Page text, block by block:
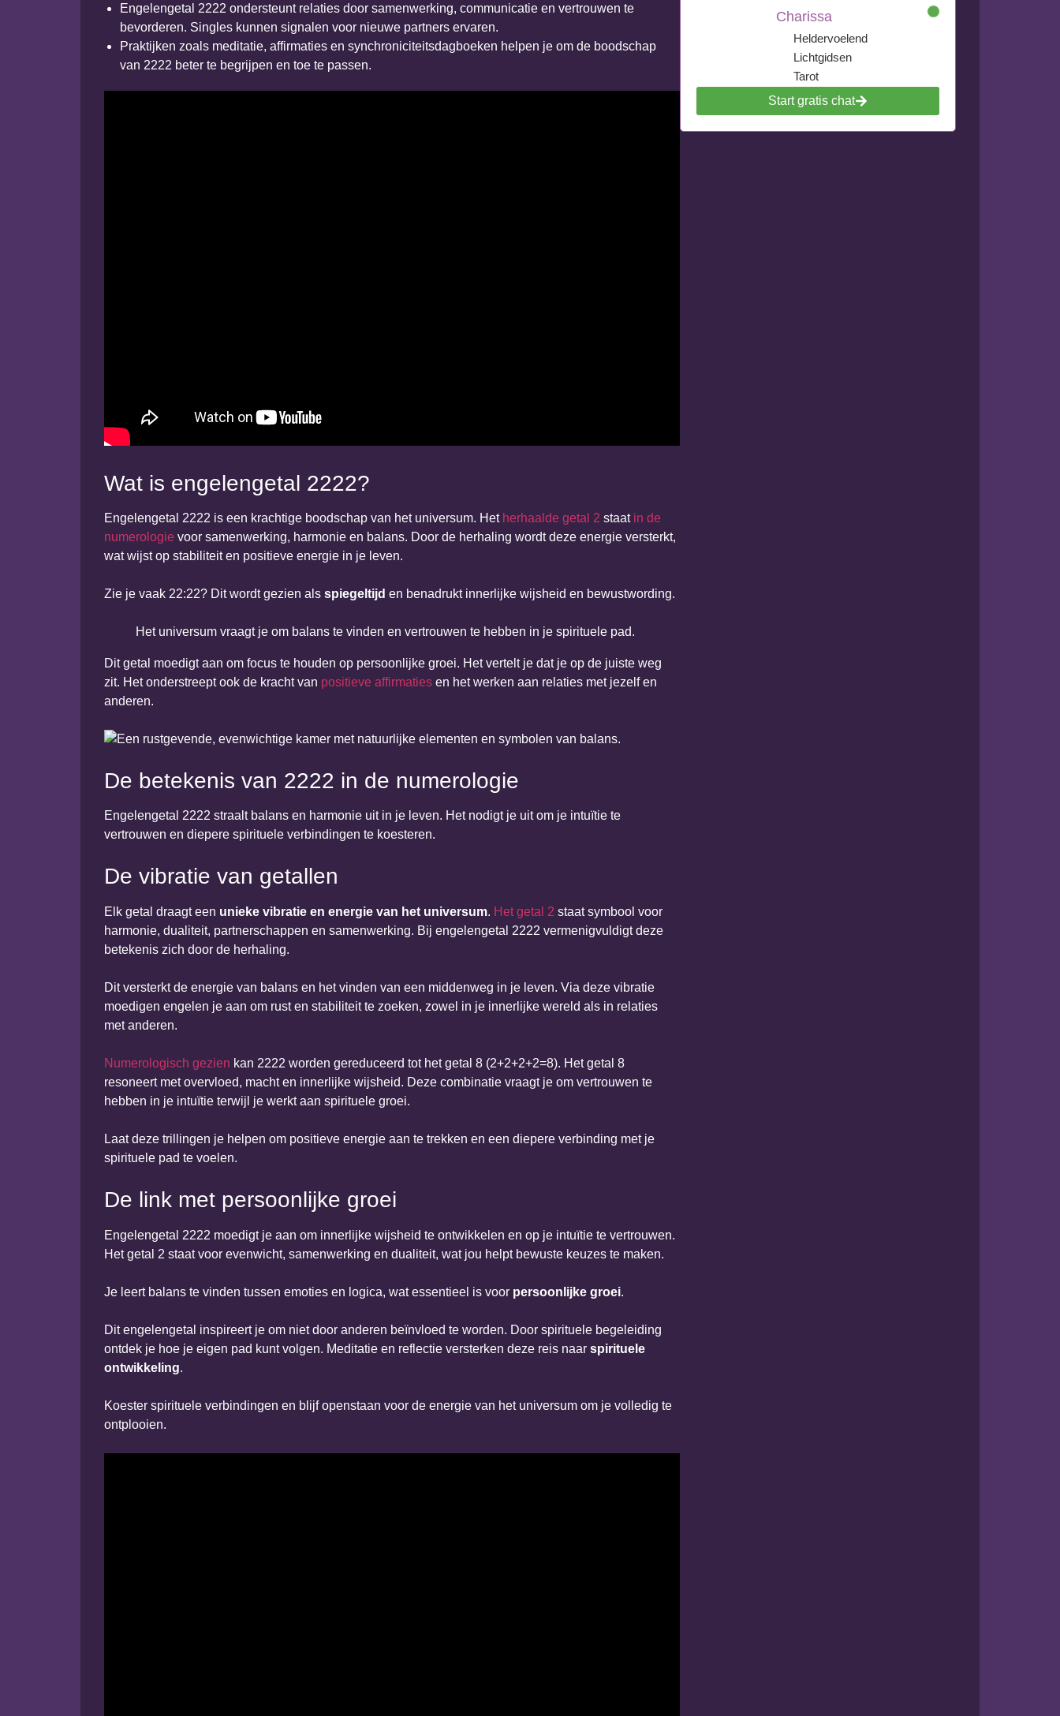
Engelengetal 2222 ondersteunt relaties door samenwerking, communicatie en vertrouwen te
bevorderen. Singles kunnen signalen voor nieuwe partners ervaren.
Praktijken zoals meditatie, affirmaties en synchroniciteitsdagboeken helpen je om de boodschap
van 2222 beter te begrijpen en toe te passen.
Wat is engelengetal 2222?
Engelengetal 2222 is een krachtige boodschap van het universum. Het herhaalde getal 2 staat in de
numerologie voor samenwerking, harmonie en balans. Door de herhaling wordt deze energie versterkt,
wat wijst op stabiliteit en positieve energie in je leven.
Zie je vaak 22:22? Dit wordt gezien als spiegeltijd en benadrukt innerlijke wijsheid en bewustwording.
Het universum vraagt je om balans te vinden en vertrouwen te hebben in je spirituele pad.
Dit getal moedigt aan om focus te houden op persoonlijke groei. Het vertelt je dat je op de juiste weg
zit. Het onderstreept ook de kracht van positieve affirmaties en het werken aan relaties met jezelf en
anderen.
De betekenis van 2222 in de numerologie
Engelengetal 2222 straalt balans en harmonie uit in je leven. Het nodigt je uit om je intuïtie te
vertrouwen en diepere spirituele verbindingen te koesteren.
De vibratie van getallen
Elk getal draagt een unieke vibratie en energie van het universum. Het getal 2 staat symbool voor
harmonie, dualiteit, partnerschappen en samenwerking. Bij engelengetal 2222 vermenigvuldigt deze
betekenis zich door de herhaling.
Dit versterkt de energie van balans en het vinden van een middenweg in je leven. Via deze vibratie
moedigen engelen je aan om rust en stabiliteit te zoeken, zowel in je innerlijke wereld als in relaties
met anderen.
Numerologisch gezien kan 2222 worden gereduceerd tot het getal 8 (2+2+2+2=8). Het getal 8
resoneert met overvloed, macht en innerlijke wijsheid. Deze combinatie vraagt je om vertrouwen te
hebben in je intuïtie terwijl je werkt aan spirituele groei.
Laat deze trillingen je helpen om positieve energie aan te trekken en een diepere verbinding met je
spirituele pad te voelen.
De link met persoonlijke groei
Engelengetal 2222 moedigt je aan om innerlijke wijsheid te ontwikkelen en op je intuïtie te vertrouwen.
Het getal 2 staat voor evenwicht, samenwerking en dualiteit, wat jou helpt bewuste keuzes te maken.
Je leert balans te vinden tussen emoties en logica, wat essentieel is voor persoonlijke groei.
Dit engelengetal inspireert je om niet door anderen beïnvloed te worden. Door spirituele begeleiding
ontdek je hoe je eigen pad kunt volgen. Meditatie en reflectie versterken deze reis naar spirituele
ontwikkeling.
Koester spirituele verbindingen en blijf openstaan voor de energie van het universum om je volledig te
ontplooien.
Charissa
Heldervoelend
Lichtgidsen
Tarot
Start gratis chat